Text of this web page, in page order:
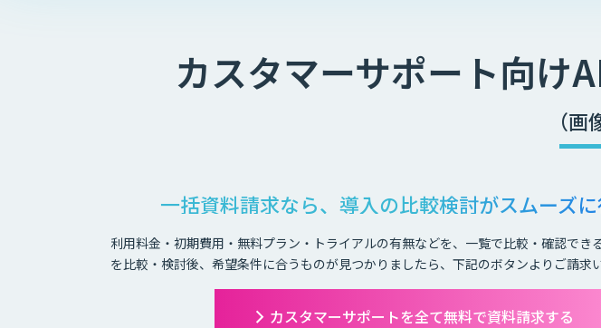
カスタマーサポート向け
（画
一括資料請求なら、導入の比較検討がスムーズ
利用料金・初期費用・無料プラン・トライアルの有無などを、一覧で比較・確認でき
を比較・検討後、希望条件に合うものが見つかりましたら、下記のボタンよりご請求
カスタマーサポートを全て無料で資料請求する